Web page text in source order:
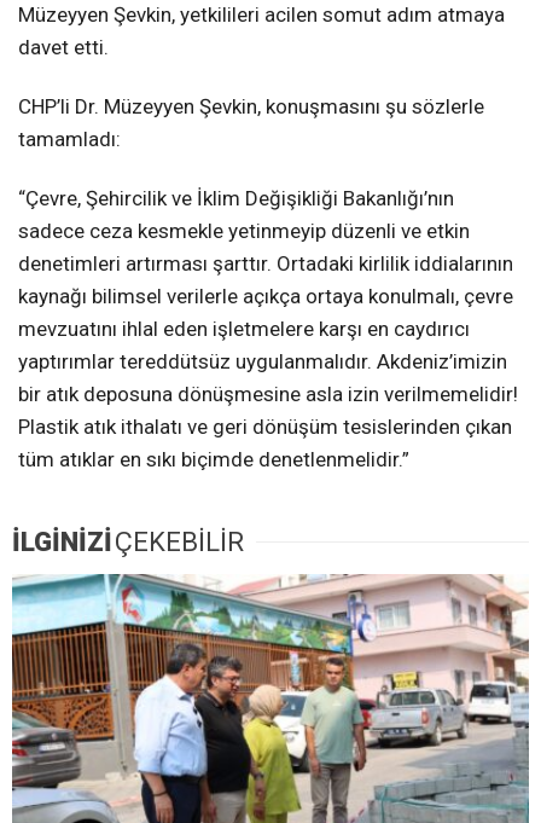
Müzeyyen Şevkin, yetkilileri acilen somut adım atmaya
davet etti.
CHP’li Dr. Müzeyyen Şevkin, konuşmasını şu sözlerle
tamamladı:
“Çevre, Şehircilik ve İklim Değişikliği Bakanlığı’nın
sadece ceza kesmekle yetinmeyip düzenli ve etkin
denetimleri artırması şarttır. Ortadaki kirlilik iddialarının
kaynağı bilimsel verilerle açıkça ortaya konulmalı, çevre
mevzuatını ihlal eden işletmelere karşı en caydırıcı
yaptırımlar tereddütsüz uygulanmalıdır. Akdeniz’imizin
bir atık deposuna dönüşmesine asla izin verilmemelidir!
Plastik atık ithalatı ve geri dönüşüm tesislerinden çıkan
tüm atıklar en sıkı biçimde denetlenmelidir.”
İLGİNİZİÇEKEBİLİR